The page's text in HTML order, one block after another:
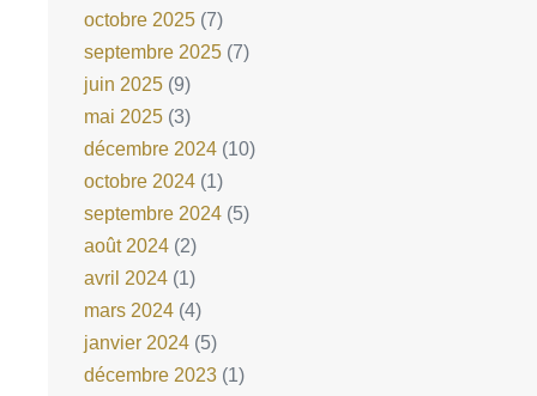
octobre 2025 (7)
septembre 2025 (7)
juin 2025 (9)
mai 2025 (3)
décembre 2024 (10)
octobre 2024 (1)
septembre 2024 (5)
août 2024 (2)
avril 2024 (1)
mars 2024 (4)
janvier 2024 (5)
décembre 2023 (1)